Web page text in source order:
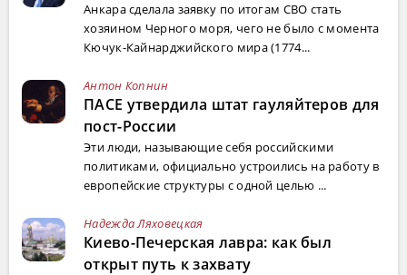
Анкара сделала заявку по итогам СВО стать
хозяином Черного моря, чего не было с момента
Кючук-Кайнарджийского мира (1774...
Антон Копнин
ПАСЕ утвердила штат гауляйтеров для
пост-России
Эти люди, называющие себя российскими
политиками, официально устроились на работу в
европейские структуры с одной целью ...
Надежда Ляховецкая
Киево-Печерская лавра: как был
открыт путь к захвату